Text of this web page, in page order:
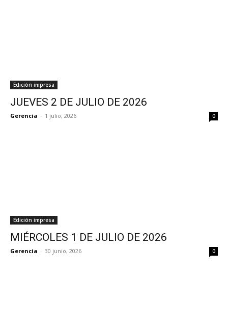
Edición impresa
JUEVES 2 DE JULIO DE 2026
Gerencia - 1 julio, 2026 0
Edición impresa
MIÉRCOLES 1 DE JULIO DE 2026
Gerencia - 30 junio, 2026 0